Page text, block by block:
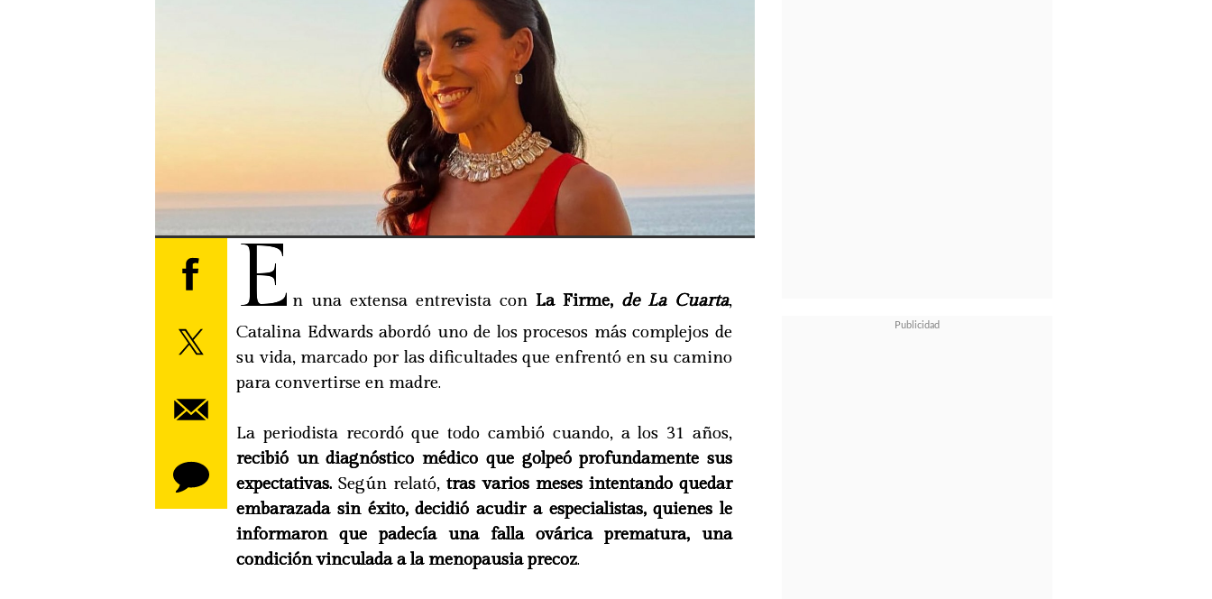
E n una extensa entrevista con La Firme, de La Cuarta,
Catalina Edwards abordó uno de los procesos más complejos de
su vida, marcado por las dificultades que enfrentó en su camino
para convertirse en madre.
La periodista recordó que todo cambió cuando, a los 31 años,
recibió un diagnóstico médico que golpeó profundamente sus
expectativas. Según relató,tras varios meses intentando quedar
embarazada sin éxito, decidió acudir a especialistas, quienes le
informaron que padecía una falla ovárica prematura, una
condición vinculada a la menopausia precoz.